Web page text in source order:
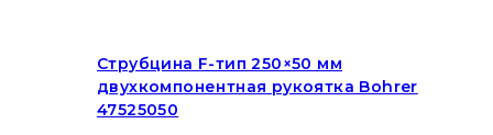
Струбцина F-тип 250×50 мм
двухкомпонентная рукоятка Bohrer
47525050